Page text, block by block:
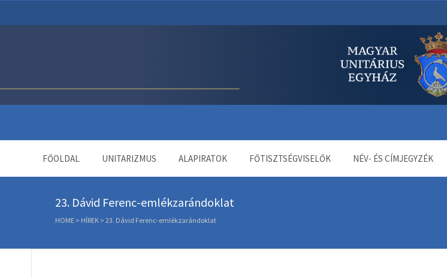
FŐOLDAL UNITARIZMUS ALAPIRATOK FŐTISZTSÉGVISELŐK NÉV- ÉS CÍMJEGYZÉK
23. Dávid Ferenc-emlékzarándoklat
HOME > HÍREK > 23. Dávid Ferenc-emlékzarándoklat